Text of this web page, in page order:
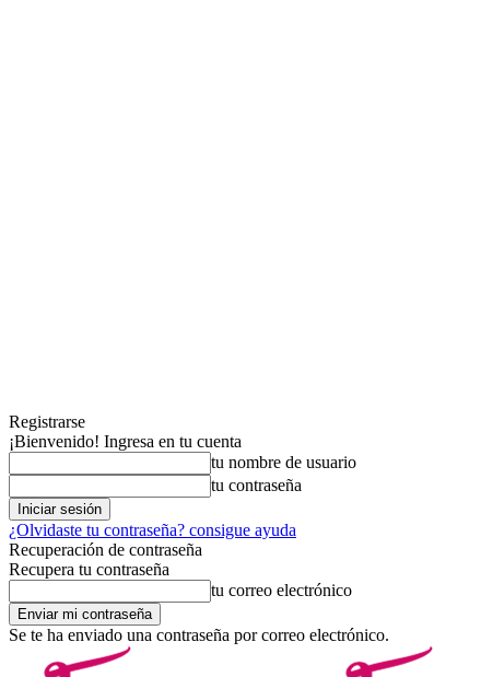
Registrarse
¡Bienvenido! Ingresa en tu cuenta
tu nombre de usuario
tu contraseña
¿Olvidaste tu contraseña? consigue ayuda
Recuperación de contraseña
Recupera tu contraseña
tu correo electrónico
Se te ha enviado una contraseña por correo electrónico.